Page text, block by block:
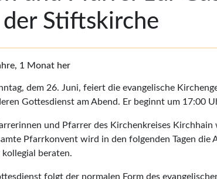
Stiftskirche
1 Monat her
dem 26. Juni, feiert die evangelische
Gottesdienst am Abend. Er beginnt um 17:00
und Pfarrer des Kirchenkreises Kirchhain
Pfarrkonvent wird in den folgenden Tagen die
beraten.
folgt der normalen Form des